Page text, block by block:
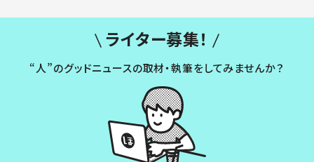
ライター募集！
“人”のグッドニュースの取材・執筆をしてみませんか？